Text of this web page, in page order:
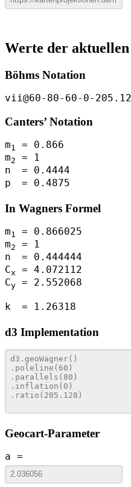
Werte der
Böhms Notation
vii@60-80-60-0-
Canters’ Notation
m1
= 0.866
m2
= 1
n
= 0.4444
p
= 0.4875
In Wagners Formel
m1
= 0.866025
m2
= 1
n
= 0.444444
Cx
= 4.072112
Cy = 2.552068
k = 1.26318
d3 Implementation
Geocart-Parameter
a =